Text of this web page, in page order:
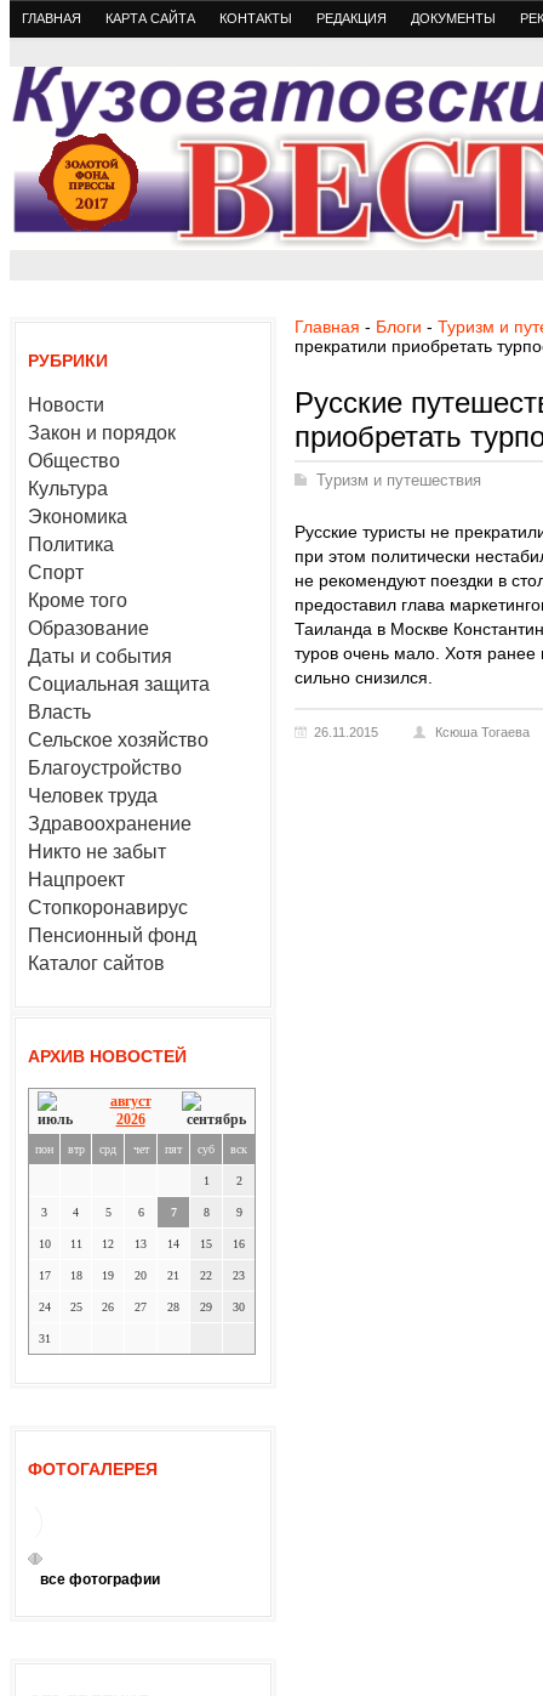
ГЛАВНАЯ КАРТА САЙТА КОНТАКТЫ РЕДАКЦИЯ ДОКУМЕНТЫ
РУБРИКИ
Новости
Закон и порядок
Общество
Культура
Экономика
Политика
Спорт
Кроме того
Образование
Даты и события
Социальная защита
Власть
Сельское хозяйство
Благоустройство
Человек труда
Здравоохранение
Никто не забыт
Нацпроект
Стопкоронавирус
Пенсионный фонд
Каталог сайтов
АРХИВ НОВОСТЕЙ
август
2026
пон втр срд чет пят суб вск
1 2
3 4 5 6 7 8 9
10 11 12 13 14 15 16
17 18 19 20 21 22 23
24 25 26 27 28 29 30
31
ФОТОГАЛЕРЕЯ
все фотографии
Главная - Блоги - Туризм и
прекратили приобретать
Русские
приобретать
Туризм и путешествия
Русские туристы не
при этом политически
не рекомендуют поездки в
предоставил глава
Таиланда в Москве
туров очень мало. Хотя ранее
сильно снизился.
26.11.2015 Ксюша Тогаева